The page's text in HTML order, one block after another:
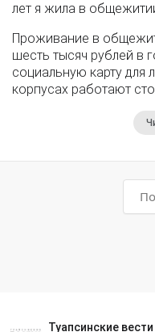
лет я жила в
Проживание в
шесть тысяч рублей в
социальную карту для
корпусах работают
Туапсинские вести